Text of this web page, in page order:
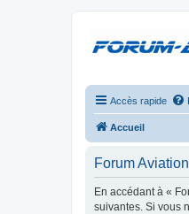
Accès rapide
Accueil
Forum
En accédant à «
suivantes. Si vous